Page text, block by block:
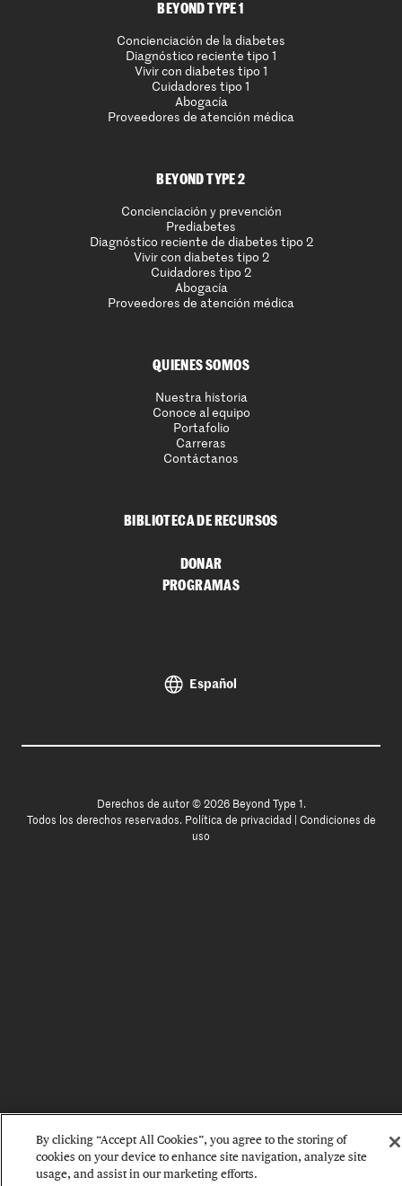
BEYOND TYPE 1
Concienciación de la diabetes
Diagnóstico reciente tipo 1
Vivir con diabetes tipo 1
Cuidadores tipo 1
Abogacía
Proveedores de atención médica
BEYOND TYPE 2
Concienciación y prevención
Prediabetes
Diagnóstico reciente de diabetes tipo 2
Vivir con diabetes tipo 2
Cuidadores tipo 2
Abogacía
Proveedores de atención médica
QUIENES SOMOS
Nuestra historia
Conoce al equipo
Portafolio
Carreras
Contáctanos
BIBLIOTECA DE RECURSOS
DONAR
PROGRAMAS
Español
Derechos de autor © 2026 Beyond Type 1.
Todos los derechos reservados. Política de privacidad
Condiciones de
uso
By clicking “Accept All Cookies”, you agree to the storing of
cookies on your device to enhance site navigation, analyze site
usage, and assist in our marketing efforts.